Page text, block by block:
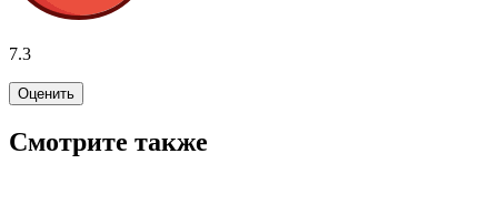
7.3
Оценить
Смотрите также